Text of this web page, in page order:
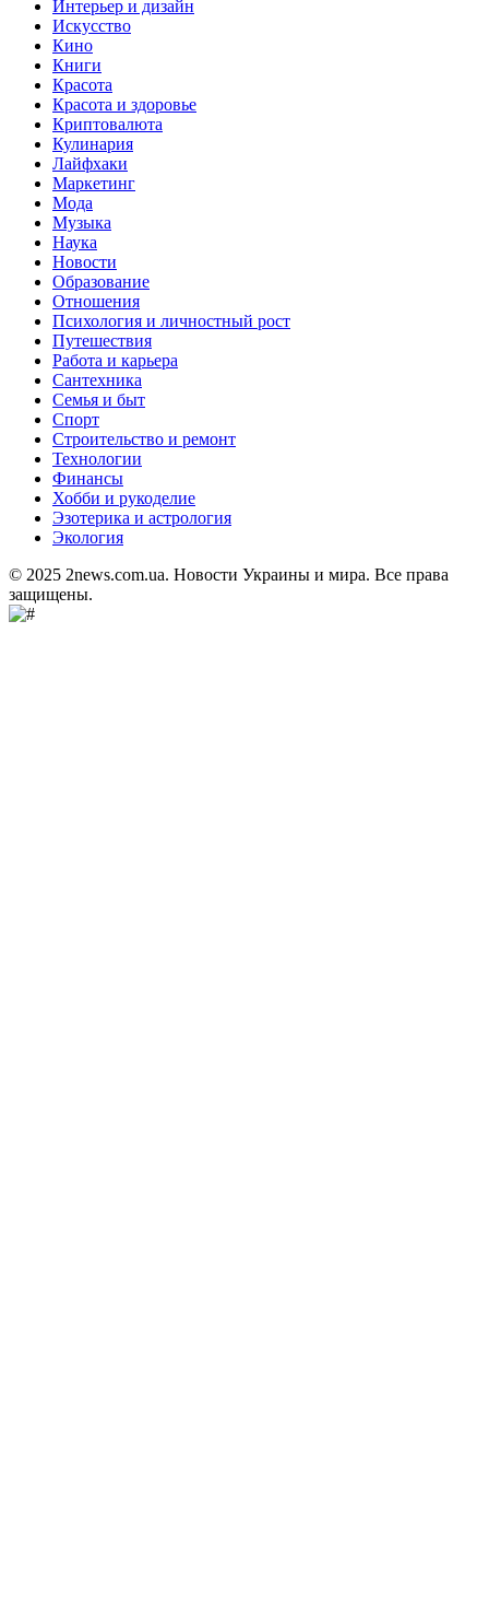
Интерьер и дизайн
Искусство
Кино
Книги
Красота
Красота и здоровье
Криптовалюта
Кулинария
Лайфхаки
Маркетинг
Мода
Музыка
Наука
Новости
Образование
Отношения
Психология и личностный рост
Путешествия
Работа и карьера
Сантехника
Семья и быт
Спорт
Строительство и ремонт
Технологии
Финансы
Хобби и рукоделие
Эзотерика и астрология
Экология
© 2025 2news.com.ua. Новости Украины и мира. Все права
защищены.